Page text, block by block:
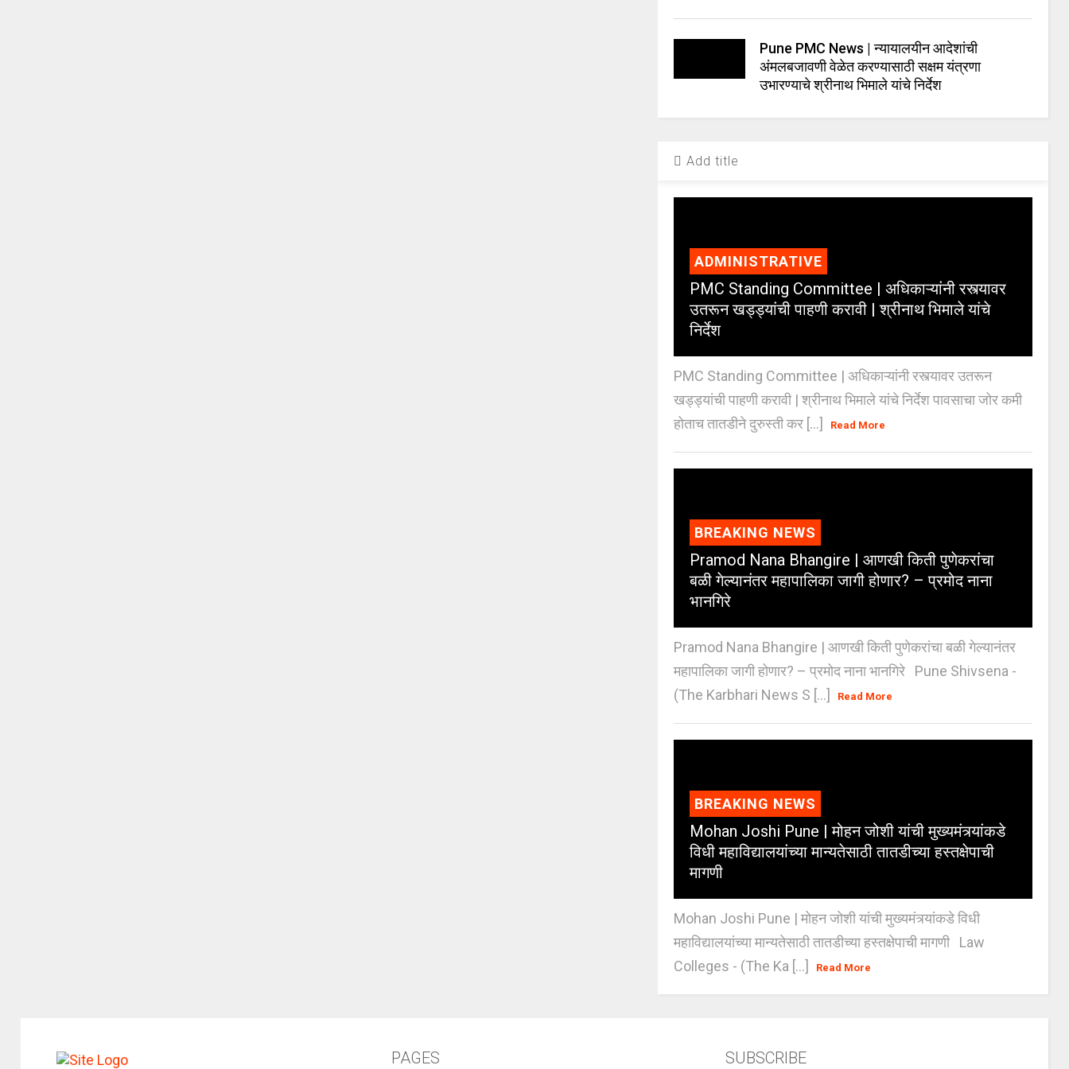
Pune PMC News | न्यायालयीन आदेशांची
अंमलबजावणी वेळेत करण्यासाठी सक्षम यंत्रणा
उभारण्याचे श्रीनाथ भिमाले यांचे निर्देश
Add title
ADMINISTRATIVE
PMC Standing Committee | अधिकाऱ्यांनी रस्त्यावर
उतरून खड्ड्यांची पाहणी करावी | श्रीनाथ भिमाले यांचे
निर्देश
PMC Standing Committee | अधिकाऱ्यांनी रस्त्यावर उतरून
खड्ड्यांची पाहणी करावी | श्रीनाथ भिमाले यांचे निर्देश पावसाचा जोर कमी
होताच तातडीने दुरुस्ती कर [...]
Read More
BREAKING NEWS
Pramod Nana Bhangire | आणखी किती पुणेकरांचा
बळी गेल्यानंतर महापालिका जागी होणार? – प्रमोद नाना
भानगिरे
Pramod Nana Bhangire | आणखी किती पुणेकरांचा बळी गेल्यानंतर
महापालिका जागी होणार? – प्रमोद नाना भानगिरे Pune Shivsena -
(The Karbhari News S [...]
Read More
BREAKING NEWS
Mohan Joshi Pune | मोहन जोशी यांची मुख्यमंत्र्यांकडे
विधी महाविद्यालयांच्या मान्यतेसाठी तातडीच्या हस्तक्षेपाची
मागणी
Mohan Joshi Pune | मोहन जोशी यांची मुख्यमंत्र्यांकडे विधी
महाविद्यालयांच्या मान्यतेसाठी तातडीच्या हस्तक्षेपाची मागणी Law
Colleges - (The Ka [...]
Read More
PAGES SUBSCRIBE